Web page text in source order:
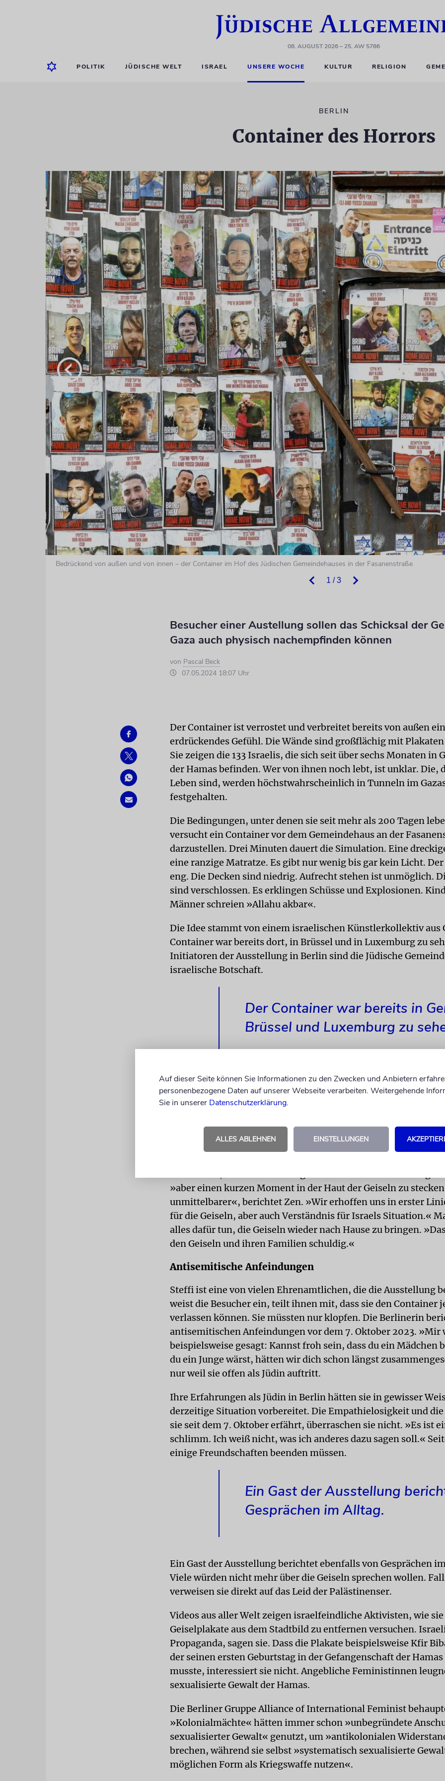
08. AUGUST 2026– 25. AW 5786
POLITIK JÜDISCHE WELT ISRAEL UNSERE WOCHE KULTUR RELIGION
BERLIN
Container des Horrors
1 / 3
Bedrückend von außen und von innen – der Container im Hof des Jüdischen Gemeindehauses in der Fasanenstraße
Besucher einer Austellung sollen das Schicksal der
Gaza auch physisch nachempfinden können
von Pascal Beck
07.05.2024 18:07 Uhr
Der Container ist verrostet und verbreitet bereits von außen ein
erdrückendes Gefühl. Die Wände sind großflächig mit
Sie zeigen die 133 Israelis, die sich seit über sechs Monaten in
der Hamas befinden. Wer von ihnen noch lebt, ist unklar. Die,
Leben sind, werden höchstwahrscheinlich in Tunneln im
festgehalten.
Die Bedingungen, unter denen sie seit mehr als 200 Tagen
versucht ein Container vor dem Gemeindehaus an der
darzustellen. Drei Minuten dauert die Simulation. Eine
eine ranzige Matratze. Es gibt nur wenig bis gar kein Licht. Der
eng. Die Decken sind niedrig. Aufrecht stehen ist unmöglich.
sind verschlossen. Es erklingen Schüsse und Explosionen.
Männer schreien »Allahu akbar«.
Die Idee stammt von einem israelischen Künstlerkollektiv aus
Container war bereits dort, in Brüssel und in Luxemburg zu
Initiatoren der Ausstellung in Berlin sind die Jüdische
israelische Botschaft.
Der Container war bereits in
Brüssel und Luxemburg zu
»Wir haben die Verantwortung und die Pflicht, an das Schicksal
zu erinnern«, teilt Anan Zen, Leiter der Pressestelle der
Botschaft, der Jüdischen Allgemeinen mit. Je mehr Zeit
begonnen hat.
»aber einen kurzen Moment in der Haut der Geiseln zu
unmittelbarer«, berichtet Zen. »Wir erhoffen uns in erster
für die Geiseln, aber auch Verständnis für Israels Situation.«
alles dafür tun, die Geiseln wieder nach Hause zu bringen.
den Geiseln und ihren Familien schuldig.«
Antisemitische Anfeindungen
Steffi ist eine von vielen Ehrenamtlichen, die die Ausstellung
weist die Besucher ein, teilt ihnen mit, dass sie den Container
verlassen können. Sie müssten nur klopfen. Die Berlinerin
antisemitischen Anfeindungen vor dem 7. Oktober 2023. »Mir
beispielsweise gesagt: Kannst froh sein, dass du ein Mädchen
du ein Junge wärst, hätten wir dich schon längst
nur weil sie offen als Jüdin auftritt.
Ihre Erfahrungen als Jüdin in Berlin hätten sie in gewisser
derzeitige Situation vorbereitet. Die Empathielosigkeit und die
sie seit dem 7. Oktober erfährt, überraschen sie nicht. »Es ist
schlimm. Ich weiß nicht, was ich anderes dazu sagen soll.«
einige Freundschaften beenden müssen.
Ein Gast der Ausstellung
Gesprächen im Alltag.
Ein Gast der Ausstellung berichtet ebenfalls von Gesprächen
Viele würden nicht mehr über die Geiseln sprechen wollen.
verweisen sie direkt auf das Leid der Palästinenser.
Videos aus aller Welt zeigen israelfeindliche Aktivisten, wie sie
Geiselplakate aus dem Stadtbild zu entfernen versuchen.
Propaganda, sagen sie. Dass die Plakate beispielsweise Kfir
der seinen ersten Geburtstag in der Gefangenschaft der
musste, interessiert sie nicht. Angebliche Feministinnen
sexualisierte Gewalt der Hamas.
Die Berliner Gruppe Alliance of International Feminist
»Kolonialmächte« hätten immer schon »unbegründete
sexualisierter Gewalt« genutzt, um »anti­kolonialen
brechen, während sie selbst »systematisch sexualisierte
möglichen Form als Kriegswaffe nutzen«.
Auf dieser Seite können Sie Informationen zu den Zwecken und Anbietern
personenbezogene Daten auf unserer Webseite verarbeiten. Weitergehende
Sie in unserer Datenschutzerklärung.
ALLES ABLEHNEN EINSTELLUNGEN